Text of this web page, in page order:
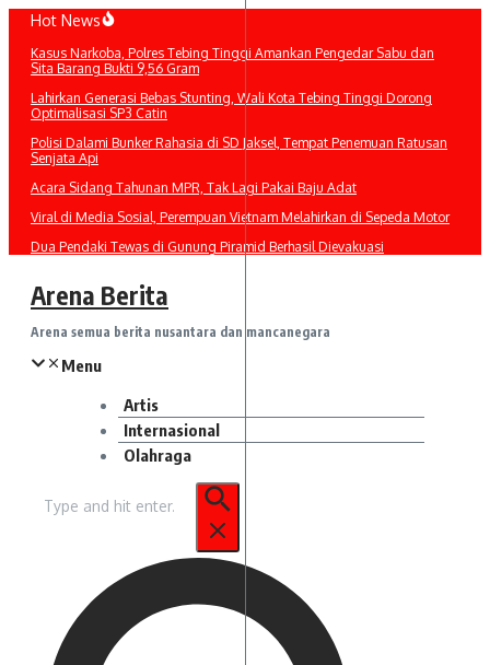
Lewati
konten
Hot News
Kasus Narkoba, Polres Tebing Tinggi Amankan Pengedar Sabu dan
Sita Barang Bukti 9,56 Gram
Lahirkan Generasi Bebas Stunting, Wali Kota Tebing Tinggi Dorong
Optimalisasi SP3 Catin
Polisi Dalami Bunker Rahasia di SD Jaksel, Tempat Penemuan Ratusan
Senjata Api
Acara Sidang Tahunan MPR, Tak Lagi Pakai Baju Adat
Viral di Media Sosial, Perempuan Vietnam Melahirkan di Sepeda Motor
Dua Pendaki Tewas di Gunung Piramid Berhasil Dievakuasi
Arena Berita
Arena semua berita nusantara dan mancanegara
Menu
Artis
Internasional
Olahraga
untuk: